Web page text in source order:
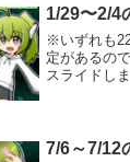
えるぞ！土
1/29〜2/4
※いずれも
定があるの
スライドし
7/6～7/12